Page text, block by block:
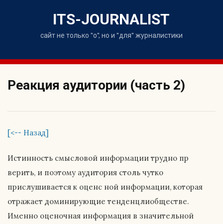
content
ITS-JOURNALIST
сайт не только "о", но и "для" журналистики
Реакция аудитории (часть 2)
[<-- Назад]
Истинность смысловой информации трудно пр
верить, и поэтому аудитория столь чутко
прислушивается к оценс ной информации, которая
отражает доминирующие тенденцлиобществе.
Именно оценочная информация в значительной